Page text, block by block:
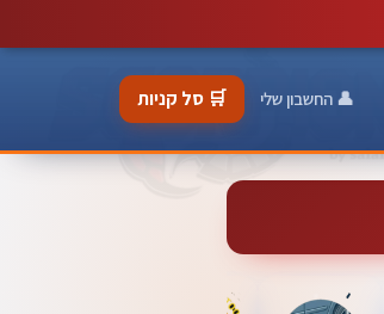
👤 החשבון שלי 🛒 סל קניות